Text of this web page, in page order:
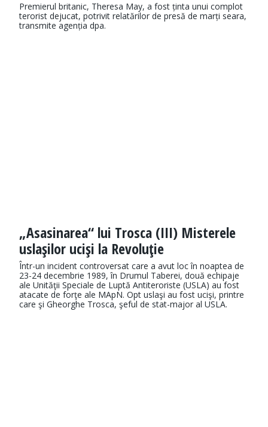
Premierul britanic, Theresa May, a fost ținta unui complot
terorist dejucat, potrivit relatărilor de presă de marți seara,
transmite agenția dpa.
„Asasinarea“ lui Trosca (III) Misterele
uslaşilor ucişi la Revoluţie
Într-un incident controversat care a avut loc în noaptea de
23-24 decembrie 1989, în Drumul Taberei, două echipaje
ale Unităţii Speciale de Luptă Antiteroriste (USLA) au fost
atacate de forţe ale MApN. Opt uslaşi au fost ucişi, printre
care şi Gheorghe Trosca, şeful de stat-major al USLA.